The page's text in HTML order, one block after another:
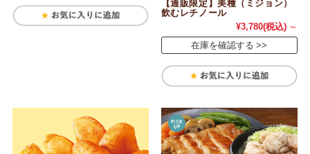
【通販限定】美種（ミジョン）
飲むレチノール
¥3,780(税込) ～
在庫を確認する